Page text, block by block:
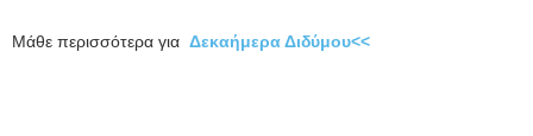
Μάθε περισσότερα για Δεκαήμερα Διδύμου<<